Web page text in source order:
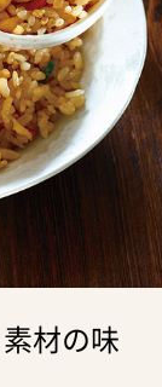
材の味